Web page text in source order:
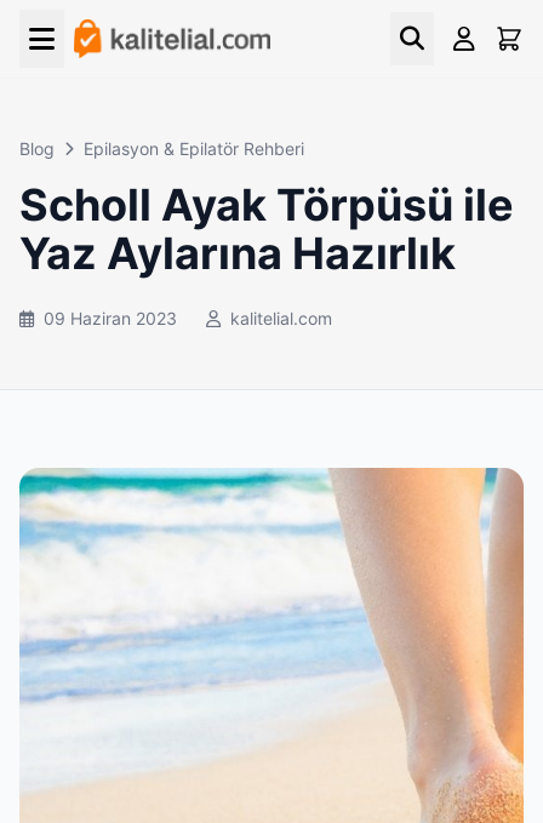
Blog Epilasyon & Epilatör Rehberi
Scholl Ayak Törpüsü ile
Yaz Aylarına Hazırlık
09 Haziran 2023 kalitelial.com